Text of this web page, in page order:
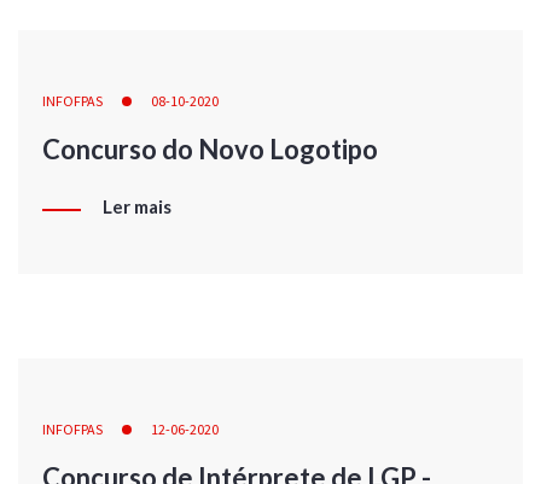
INFOFPAS 08-10-2020
Concurso do Novo Logotipo
Ler mais
INFOFPAS 12-06-2020